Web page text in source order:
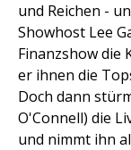
und Reichen -
Showhost Lee
Finanzshow die
er ihnen die
Doch dann
O'Connell) die
und nimmt ihn